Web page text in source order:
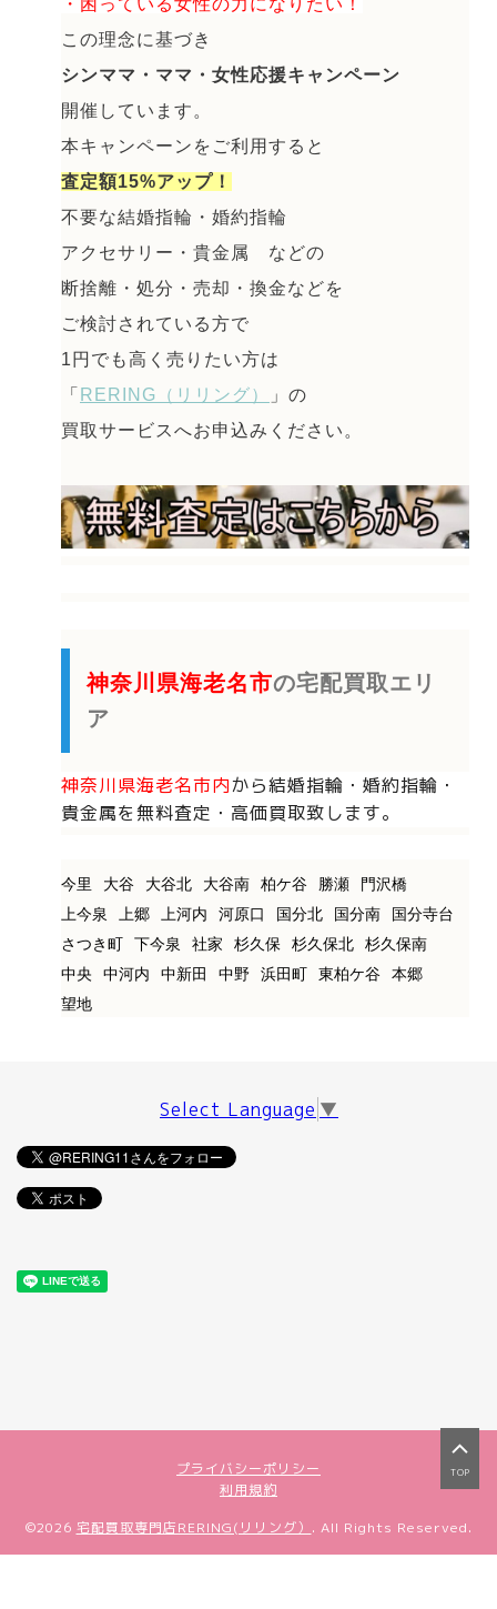
・困っている女性の力になりたい！
この理念に基づき
シンママ・ママ・女性応援キャンペーン
開催しています。
本キャンペーンをご利用すると
査定額15%アップ！
不要な結婚指輪・婚約指輪
アクセサリー・貴金属 などの
断捨離・処分・売却・換金などを
ご検討されている方で
1円でも高く売りたい方は
「 RERING（リリング）
」の
買取サービスへお申込みください。
神奈川県海老名市の宅配買取エリ
ア
神奈川県海老名市内から結婚指輪・婚約指輪・
貴金属を無料査定・高価買取致します。
今里 大谷 大谷北 大谷南 柏ケ谷 勝瀬
門沢橋
上今泉
上郷 上河内 河原口 国分北 国分南
国分寺台
さつき町
下今泉 社家 杉久保 杉久保北
杉久保南
中央
中河内 中新田 中野 浜田町 東柏ケ谷
本郷
望地
Select Language ▼
プライバシーポリシー
利用規約
TOP
©2026 宅配買取専門店RERING(リリング） . All Rights Reserved.